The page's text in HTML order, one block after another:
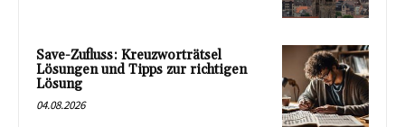
Save-Zufluss: Kreuzworträtsel
Lösungen und Tipps zur richtigen
Lösung
04.08.2026